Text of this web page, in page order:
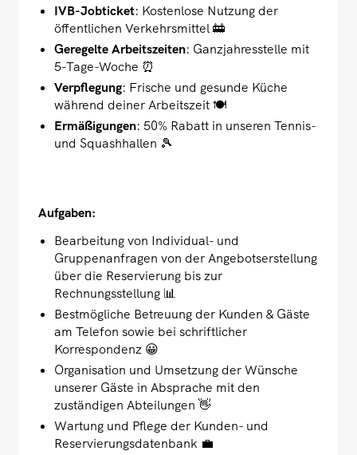
IVB-Jobticket: Kostenlose Nutzung der
öffentlichen Verkehrsmittel 🚋
Geregelte Arbeitszeiten: Ganzjahresstelle mit
5-Tage-Woche ⏰
Verpflegung: Frische und gesunde Küche
während deiner Arbeitszeit 🍽️
Ermäßigungen: 50% Rabatt in unseren Tennis-
und Squashhallen 🎾
Aufgaben:
Bearbeitung von Individual- und
Gruppenanfragen von der Angebotserstellung
über die Reservierung bis zur
Rechnungsstellung 📊
Bestmögliche Betreuung der Kunden & Gäste
am Telefon sowie bei schriftlicher
Korrespondenz 😀
Organisation und Umsetzung der Wünsche
unserer Gäste in Absprache mit den
zuständigen Abteilungen 👋
Wartung und Pflege der Kunden- und
Reservierungsdatenbank 💼